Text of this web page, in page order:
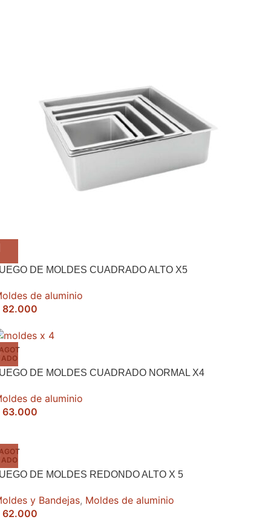
DE MOLDES CUADRADO ALTO X5
de aluminio
82.000
ADO
DE MOLDES CUADRADO NORMAL X4
de aluminio
63.000
ADO
DE MOLDES REDONDO ALTO X 5
y Bandejas, Moldes de aluminio
62.000